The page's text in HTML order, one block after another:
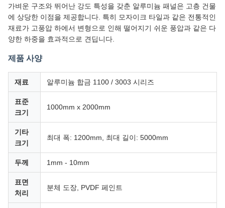
가벼운 구조와 뛰어난 강도 특성을 갖춘 알루미늄 패널은 고층 건물
에 상당한 이점을 제공합니다. 특히 모자이크 타일과 같은 전통적인
재료가 고풍압 하에서 변형으로 인해 떨어지기 쉬운 풍압과 같은 다
양한 하중을 효과적으로 견딥니다.
제품 사양
재료 알루미늄 합금 1100 / 3003 시리즈
표준
크기
1000mm x 2000mm
기타
크기
최대 폭: 1200mm, 최대 길이: 5000mm
두께 1mm - 10mm
표면
처리
분체 도장, PVDF 페인트